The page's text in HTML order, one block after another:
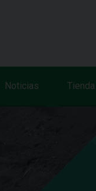
Noticias Tienda